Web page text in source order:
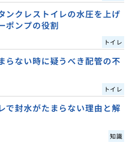
ンクレストイレの水圧を上げ
ポンプの役割
トイレ
らない時に疑うべき配管の不
トイレ
で封水がたまらない理由と解
知識